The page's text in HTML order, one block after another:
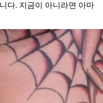
다. 지금이 아니라면 아마